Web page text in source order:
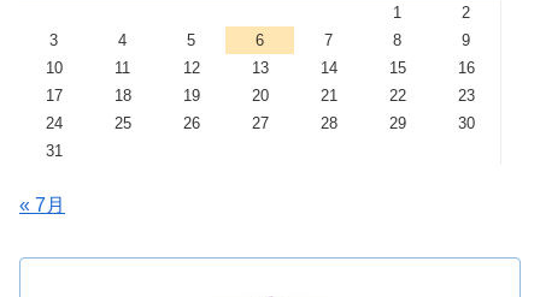
1
2
3
4 5 6 7 8
9
10
11 12 13 14 15
16
17
18 19 20 21 22
23
24
25 26 27 28 29
30
31
« 7月